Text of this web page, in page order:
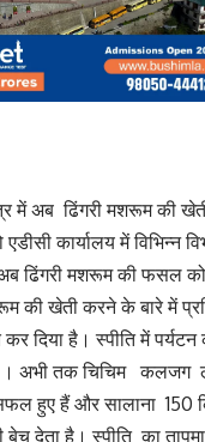
में अब ढिंगरी मशरूम की
एडीसी कार्यालय में
ढिंगरी मशरूम की फसल
की खेती करने के बारे में
कर दिया है। स्पीति में
। अभी तक चिचिम कलजग
हुए हैं और सालाना 150
बेच देता है। स्पीति का